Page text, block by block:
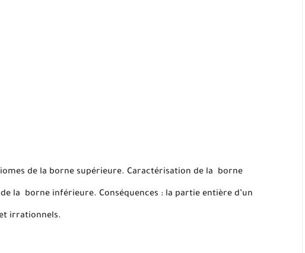
de la borne supérieure. Caractérisation de la borne
la borne inférieure. Conséquences : la partie entière d’un
irrationnels.